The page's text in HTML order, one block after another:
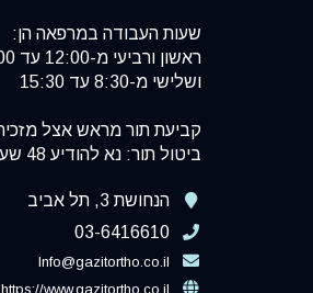
שעות העבודה במרפאה הן:
ראשון ורביעי מ-12:00 עד 19:00
ושלישי מ-8:30 עד 15:30
קביעת תור מראש אצל
ביטול תור: נא להודיע 48 שעות מראש לפחות.
הנחושת 3, תל אביב
03-6416610
Info@gazitortho.co.il
https://www.gazitortho.co.il